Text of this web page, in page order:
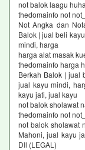
not balok laagu
thedomainfo not
Not Angka dan
Balok | jual beli
mindi, harga
harga alat masak
thedomainfo harga
Berkah Balok | jual
jual kayu mindi,
kayu jati, jual kayu
not balok sholawat
thedomainfo not
not balok sholawat
Mahoni, jual kayu
Dll (LEGAL)